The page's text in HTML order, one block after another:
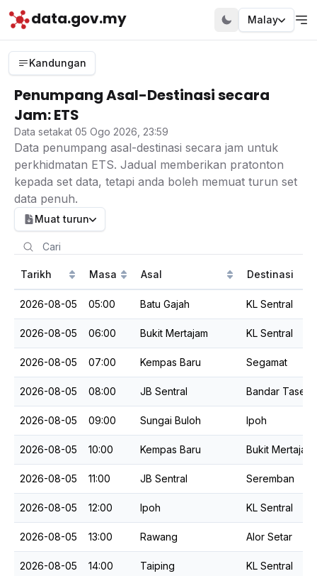
data.gov.my Malay
Kandungan
Penumpang Asal-Destinasi secara
Jam: ETS
Data setakat 05 Ogo 2026, 23:59
Data penumpang asal-destinasi secara jam untuk
perkhidmatan ETS. Jadual memberikan pratonton
kepada set data, tetapi anda boleh memuat turun set
data penuh.
Muat turun
Tarikh Masa Asal Destinasi
2026-08-05 05:00 Batu Gajah KL Sentral
2026-08-05 06:00 Bukit Mertajam KL Sentral
2026-08-05 07:00 Kempas Baru Segamat
2026-08-05 08:00 JB Sentral
2026-08-05 09:00 Sungai Buloh Ipoh
2026-08-05 10:00 Kempas Baru Bukit Mertajam
2026-08-05 11:00 JB Sentral Seremban
2026-08-05 12:00 Ipoh KL Sentral
2026-08-05 13:00 Rawang Alor Setar
2026-08-05 14:00 Taiping KL Sentral